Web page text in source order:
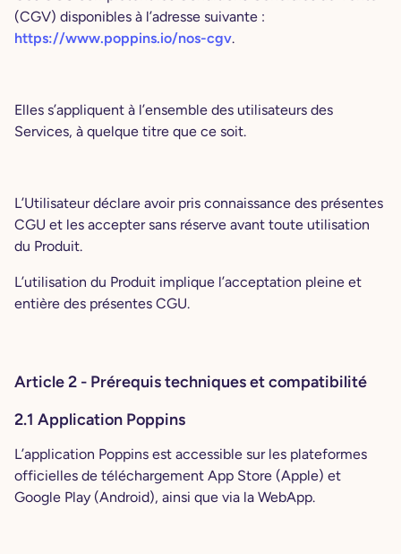
(CGV) disponibles à l’adresse suivante :
https://www.poppins.io/nos-cgv.
Elles s’appliquent à l’ensemble des utilisateurs des
Services, à quelque titre que ce soit.
L’Utilisateur déclare avoir pris connaissance des présentes
CGU et les accepter sans réserve avant toute utilisation
du Produit.
L’utilisation du Produit implique l’acceptation pleine et
entière des présentes CGU.
Article 2 - Prérequis techniques et compatibilité
2.1 Application Poppins
L’application Poppins est accessible sur les plateformes
officielles de téléchargement App Store (Apple) et
Google Play (Android), ainsi que via la WebApp.